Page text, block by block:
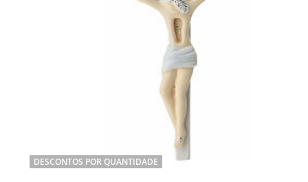
DESCONTOS POR QUANTIDADE